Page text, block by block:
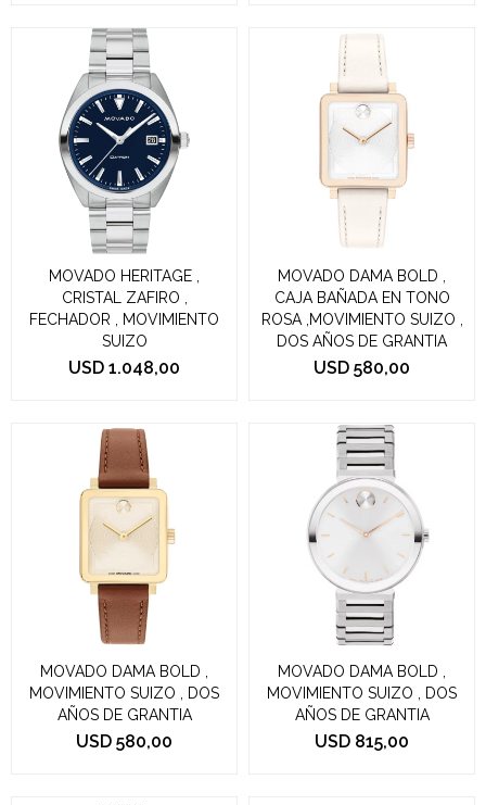
MOVADO HERITAGE ,
CRISTAL ZAFIRO ,
FECHADOR , MOVIMIENTO
SUIZO
USD 1.048,00
MOVADO DAMA BOLD ,
CAJA BAÑADA EN TONO
ROSA ,MOVIMIENTO SUIZO ,
DOS AÑOS DE GRANTIA
USD 580,00
MOVADO DAMA BOLD ,
MOVIMIENTO SUIZO , DOS
AÑOS DE GRANTIA
USD 580,00
MOVADO DAMA BOLD ,
MOVIMIENTO SUIZO , DOS
AÑOS DE GRANTIA
USD 815,00